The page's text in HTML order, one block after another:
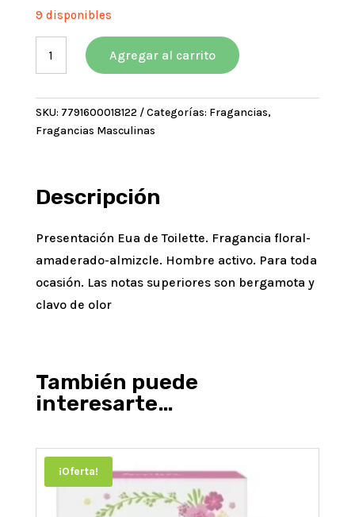
era:
$23098,18.
es:
$20788,36.
9 disponibles
Black
De
Toilette
x
Agregar al carrito
SKU: 7791600018122 Categorías: Fragancias,
Fragancias Masculinas
Descripción
Presentación Eua de Toilette. Fragancia floral-
amaderado-almizcle. Hombre activo. Para toda
ocasión. Las notas superiores son bergamota y
clavo de olor
También puede
interesarte…
¡Oferta!